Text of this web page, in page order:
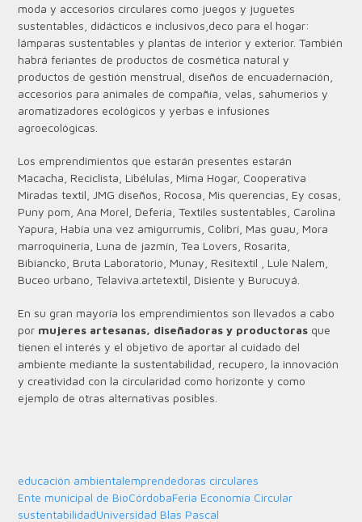
moda y accesorios circulares como juegos y juguetes
sustentables, didácticos e inclusivos,deco para el hogar:
lámparas sustentables y plantas de interior y exterior. También
habrá feriantes de productos de cosmética natural y
productos de gestión menstrual, diseños de encuadernación,
accesorios para animales de compañía, velas, sahumerios y
aromatizadores ecológicos y yerbas e infusiones
agroecológicas.
Los emprendimientos que estarán presentes estarán
Macacha, Reciclista, Libélulas, Mima Hogar, Cooperativa
Miradas textil, JMG diseños, Rocosa, Mis querencias, Ey cosas,
Puny pom, Ana Morel, Deferia, Textiles sustentables, Carolina
Yapura, Había una vez amigurrumis, Colibrí, Mas guau, Mora
marroquinería, Luna de jazmín, Tea Lovers, Rosarita,
Bibiancko, Bruta Laboratorio, Munay, Resitextil , Lule Nalem,
Buceo urbano, Telaviva.artetextil, Disiente y Burucuyá.
En su gran mayoría los emprendimientos son llevados a cabo
por mujeres artesanas, diseñadoras y productoras que
tienen el interés y el objetivo de aportar al cuidado del
ambiente mediante la sustentabilidad, recupero, la innovación
y creatividad con la circularidad como horizonte y como
ejemplo de otras alternativas posibles.
educación ambientalemprendedoras circulares
Ente municipal de BioCórdobaFeria Economía Circular
sustentabilidadUniversidad Blas Pascal